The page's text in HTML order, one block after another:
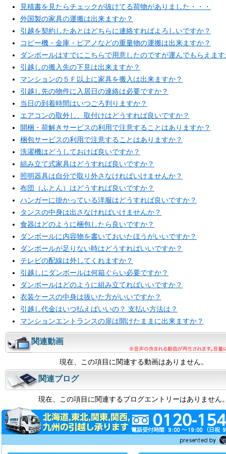
見積書を見たらチェックが抜けてる荷物がありました・・・
外国製の家具の運搬は出来ますか？
引越を契約したあとはどちらに連絡すればよろしいですか？
コピー機・金庫・ピアノなどの重量物の運搬は出来ますか？
ダンボールはすでにこちらで用意したのですが運んでもらえま
引越しの搬入先の下見は出来ますか？
マンションの５Ｆ以上に家具を搬入は出来ますか？
引越し先の物件に入居日の連絡は必要ですか？
当日の到着時間はいつごろ判りますか？
エアコンの取外し、取付けはどうすれば良いですか？
開梱・荷解きサービスの利用で注意することはありますか？
梱包サービスの利用で注意することはありますか？
洗濯機はどうしておけば良いですか？
組み立て式家具はどうすれば良いですか？
照明器具は自分で取り外さなければいけませんか？
布団（ふとん）はどうすれば良いですか？
ハンガーに掛かっている洋服はどうすれば良いですか？
タンスの中身は出さなければいけませんか？
食器はどのように梱包したら良いですか？
ダンボールに内容物を書いておいたほうがいいですか？
ダンボールが足りない時はどうすればいいですか？
テレビの配線は外してくれますか？
引越しにダンボールは何箱ぐらい必要ですか？
ダンボールはどのように組み立てればいいですか？
衣装ケースの中身は抜いた方がいいですか？
引越し代金はいつ払えばいいの？ 支払い方法は？
マンションエントランスの扉は開けたままに出来ますか？
関連動画
現在、この項目に関連する動画はありません。
関連ブログ
現在、この項目に関連するブログエントリーはありません